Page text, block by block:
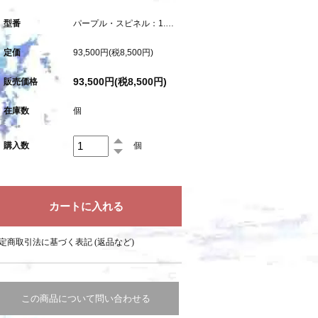
型番 パープル・スピネル：1.293ct（中央宝石研究所鑑別書付属）
定価 93,500円(税8,500円)
販売価格 93,500円(税8,500円)
在庫数 個
購入数 個
商取引法に基づく表記 (返品など)
この商品について問い合わせる